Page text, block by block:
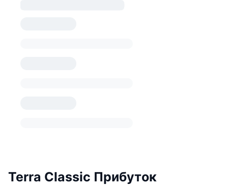
Terra Classic Прибуток